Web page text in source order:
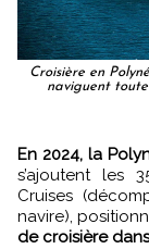
Croisière en
naviguent toute
En 2024, la
s’ajoutent les
Cruises
navire),
de croisière